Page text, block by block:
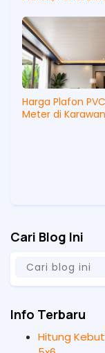
Harga Plafon
Meter di
Cari Blog Ini
Info Terbaru
Hitung